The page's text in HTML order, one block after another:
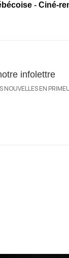
- Ciné-
infolettre
NOUVELLES EN